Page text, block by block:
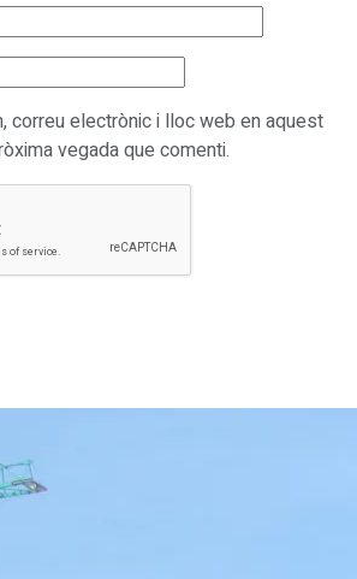
correu electrònic i lloc web en aquest
vegada que comenti.